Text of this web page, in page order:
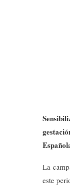
La
este